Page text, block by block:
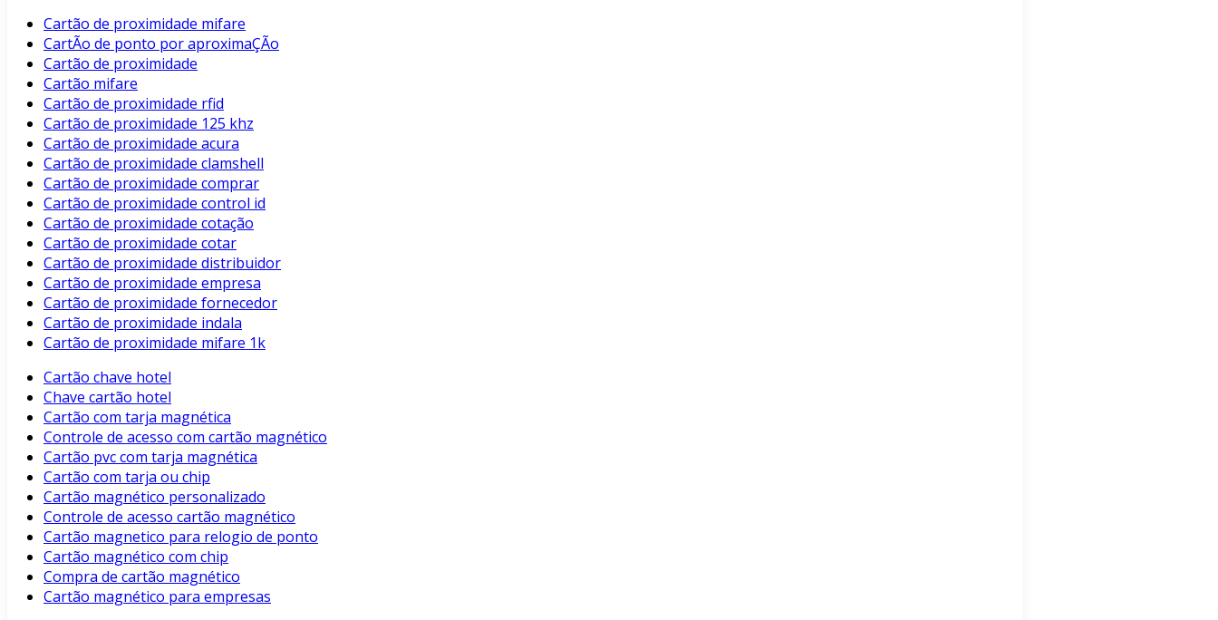
Cartão de proximidade mifare
CartÃo de ponto por aproximaÇÃo
Cartão de proximidade
Cartão mifare
Cartão de proximidade rfid
Cartão de proximidade 125 khz
Cartão de proximidade acura
Cartão de proximidade clamshell
Cartão de proximidade comprar
Cartão de proximidade control id
Cartão de proximidade cotação
Cartão de proximidade cotar
Cartão de proximidade distribuidor
Cartão de proximidade empresa
Cartão de proximidade fornecedor
Cartão de proximidade indala
Cartão de proximidade mifare 1k
Cartão chave hotel
Chave cartão hotel
Cartão com tarja magnética
Controle de acesso com cartão magnético
Cartão pvc com tarja magnética
Cartão com tarja ou chip
Cartão magnético personalizado
Controle de acesso cartão magnético
Cartão magnetico para relogio de ponto
Cartão magnético com chip
Compra de cartão magnético
Cartão magnético para empresas